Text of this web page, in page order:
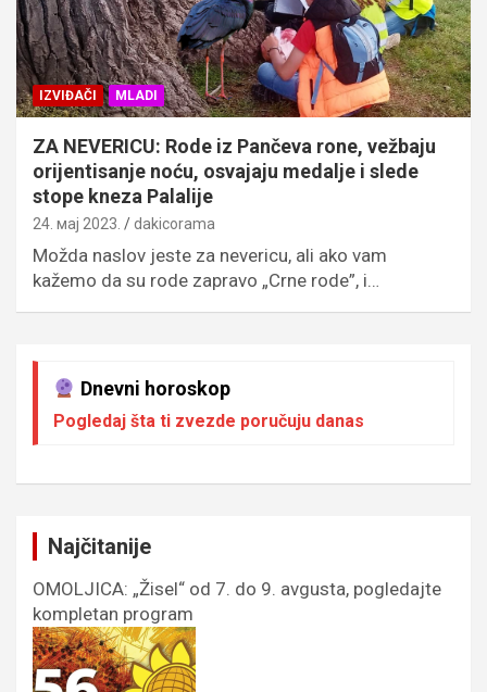
IZVIĐAČI MLADI
ZA NEVERICU: Rode iz Pančeva rone, vežbaju
orijentisanje noću, osvajaju medalje i slede
stope kneza Palalije
24. мај 2023. dakicorama
Možda naslov jeste za nevericu, ali ako vam
kažemo da su rode zapravo „Crne rode”, i…
Dnevni horoskop
Pogledaj šta ti zvezde poručuju danas
Najčitanije
OMOLJICA: „Žisel“ od 7. do 9. avgusta, pogledajte
kompletan program